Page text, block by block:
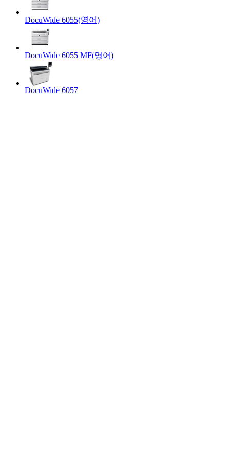
DocuWide 6055(영어)
DocuWide 6055 MF(영어)
DocuWide 6057